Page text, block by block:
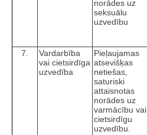
norādes uz
seksuālu
uzvedību
7.
Vardarbība
vai cietsirdīga
uzvedība
Pieļaujamas
atsevišķas
netiešas,
saturiski
attaisnotas
norādes uz
varmācību vai
cietsirdīgu
uzvedību.